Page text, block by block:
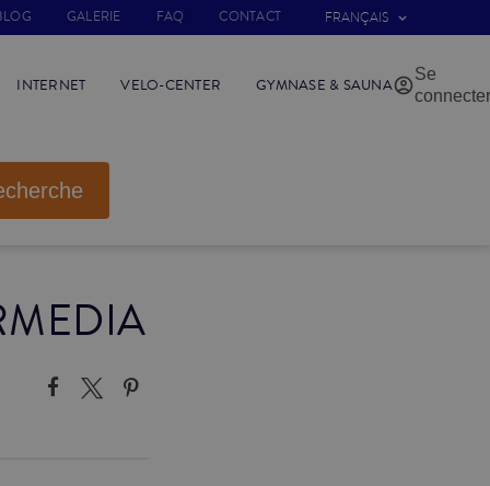
GALERIE FAQ CONTACT FRANÇAIS
INTERNET VELO-CENTER GYMNASE & SAUNA
Se
connecter